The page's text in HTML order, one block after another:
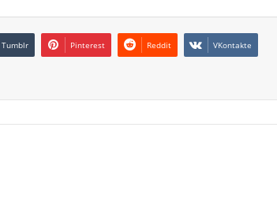
Tumblr Pinterest Reddit VKontakte